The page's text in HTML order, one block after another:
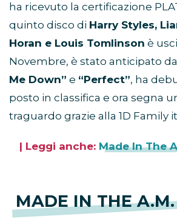
ha ricevuto la certificazione
quinto disco di Harry Styles,
Horan e Louis Tomlinson è
Novembre, è stato anticipato
Me Down” e “Perfect”, ha
posto in classifica e ora segna
traguardo grazie alla 1D Family
| Leggi anche: Made In The
MADE IN THE